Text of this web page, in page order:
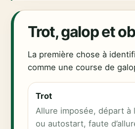
Trot, galop et
La première chose à
comme une course de
Trot
Allure imposée, départ à
ou autostart, faute